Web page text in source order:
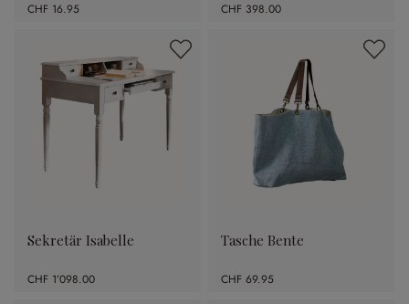
CHF 16.95 CHF 398.00
Sekretär Isabelle
CHF 1’098.00
Tasche Bente
CHF 69.95